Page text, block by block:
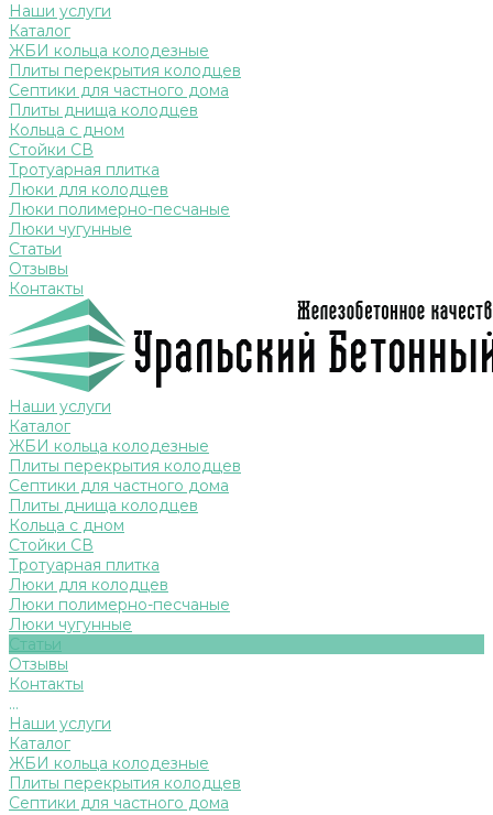
Наши услуги
Каталог
ЖБИ кольца колодезные
Плиты перекрытия колодцев
Септики для частного дома
Плиты днища колодцев
Кольца с дном
Стойки СВ
Тротуарная плитка
Люки для колодцев
Люки полимерно-песчаные
Люки чугунные
Статьи
Отзывы
Контакты
Наши услуги
Каталог
ЖБИ кольца колодезные
Плиты перекрытия колодцев
Септики для частного дома
Плиты днища колодцев
Кольца с дном
Стойки СВ
Тротуарная плитка
Люки для колодцев
Люки полимерно-песчаные
Люки чугунные
Статьи
Отзывы
Контакты
...
Наши услуги
Каталог
ЖБИ кольца колодезные
Плиты перекрытия колодцев
Септики для частного дома